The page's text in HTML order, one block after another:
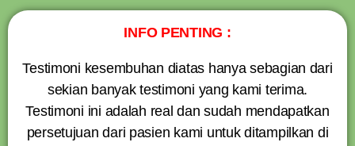
INFO PENTING :
Testimoni kesembuhan diatas hanya sebagian dari
sekian banyak testimoni yang kami terima.
Testimoni ini adalah real dan sudah mendapatkan
persetujuan dari pasien kami untuk ditampilkan di